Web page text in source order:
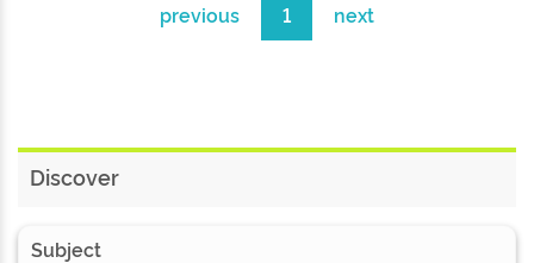
previous 1 next
Discover
Subject